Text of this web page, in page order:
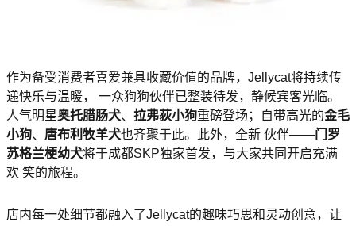
作为备受消费者喜爱兼具收藏价值的品牌，Jellycat将持续传
递快乐与温暖， 一众狗狗伙伴已整装待发，静候宾客光临。
人气明星奥托腊肠犬、 拉弗荻小狗重磅登场；自带高光的金毛
小狗、 唐布利牧羊犬也齐聚于此。此外，全新 伙伴——门罗
苏格兰梗幼犬将于成都SKP独家首发，与大家共同开启充满
欢 笑的旅程。
店内每一处细节都融入了Jellycat的趣味巧思和灵动创意，让